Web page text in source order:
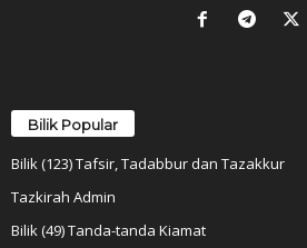
Bilik Popular
Bilik (123) Tafsir, Tadabbur dan Tazakkur
Tazkirah Admin
Bilik (49) Tanda-tanda Kiamat